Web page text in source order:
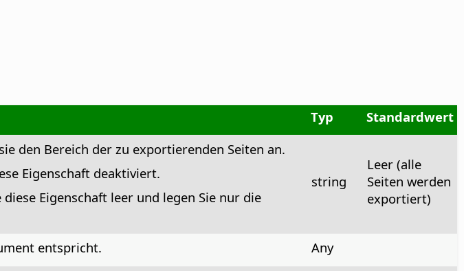
Typ Standardwert
den Bereich der zu exportierenden Seiten an.
Eigenschaft deaktiviert.
Eigenschaft leer und legen Sie nur die
string
Leer (alle
Seiten werden
exportiert)
entspricht. Any